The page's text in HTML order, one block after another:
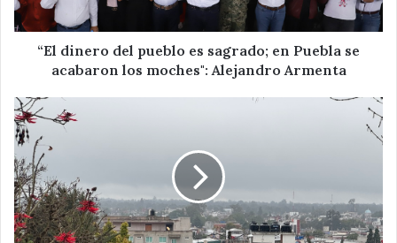
Puebla
se
acabaron
Alejandro
Armenta
“El dinero del pueblo es sagrado; en Puebla se
acabaron los moches": Alejandro Armenta
Seguirán
bajas
temperaturas
en
Tepeaca
y
la
región.